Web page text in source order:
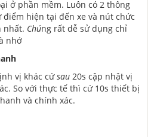
ở phần mềm. Luôn có 2 thông
hiện tại đến xe và nút chức
nhất. Chúng rất dễ sử dụng chỉ
nhớ
vị khác cứsau 20s cập nhật vị
So với thực tế thì cứ 10s thiết bị
và chính xác.